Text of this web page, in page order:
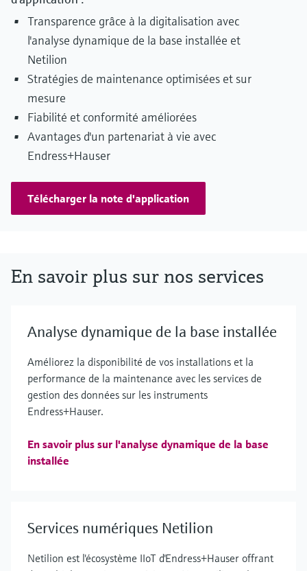
Transparence grâce à la digitalisation avec
l'analyse dynamique de la base installée et
Netilion
Stratégies de maintenance optimisées et sur
mesure
Fiabilité et conformité améliorées
Avantages d'un partenariat à vie avec
Endress+Hauser
Télécharger la note d'application
En savoir plus sur nos services
Analyse dynamique de la base installée
Améliorez la disponibilité de vos installations et la
performance de la maintenance avec les services de
gestion des données sur les instruments
Endress+Hauser.
En savoir plus sur l'analyse dynamique de la base
installée
Services numériques Netilion
Netilion est l'écosystème IIoT d'Endress+Hauser offrant